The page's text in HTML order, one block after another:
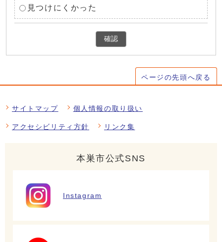
見つけにくかった
確認
ページの先頭へ戻る
サイトマップ 個人情報の取り扱い
アクセシビリティ方針 リンク集
本巣市公式SNS
Instagram